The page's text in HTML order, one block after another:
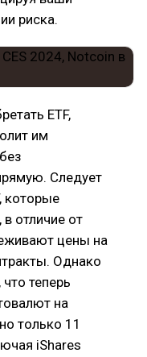
риска.
ETF,
им
Следует
которые
отличие от
цены на
Однако
теперь
на
только 11
iShares